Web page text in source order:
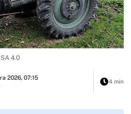
4.0
2026, 07:15
4 min